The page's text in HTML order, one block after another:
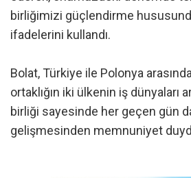
birliğimizi güçlendirme
ifadelerini kullandı.
Bolat, Türkiye ile Polonya
ortaklığın iki ülkenin iş dünyaları
birliği sayesinde her geçen gün
gelişmesinden memnuniyet